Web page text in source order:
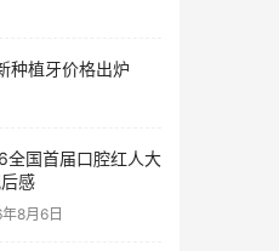
种植牙价格出炉
全国首届口腔红人大
感
8月6日